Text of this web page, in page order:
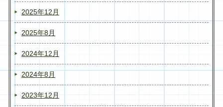
2025年12月
2025年8月
2024年12月
2024年8月
2023年12月